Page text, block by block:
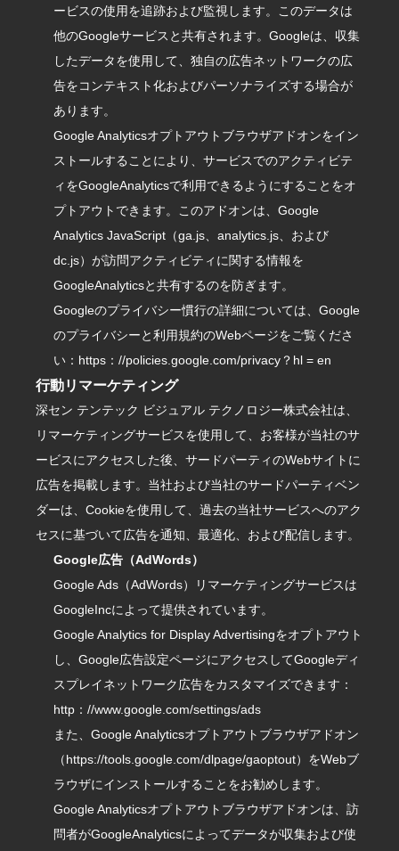
ービスの使用を追跡および監視します。このデータは
他のGoogleサービスと共有されます。Googleは、収集
したデータを使用して、独自の広告ネットワークの広
告をコンテキスト化およびパーソナライズする場合が
あります。
Google Analyticsオプトアウトブラウザアドオンをイン
ストールすることにより、サービスでのアクティビテ
ィをGoogleAnalyticsで利用できるようにすることをオ
プトアウトできます。このアドオンは、Google
Analytics JavaScript（ga.js、analytics.js、および
dc.js）が訪問アクティビティに関する情報を
GoogleAnalyticsと共有するのを防ぎます。
Googleのプライバシー慣行の詳細については、Google
のプライバシーと利用規約のWebページをご覧くださ
い： https ： //policies.google.com/privacy？hl = en
行動リマーケティング
深セン テンテック ビジュアル テクノロジー株式会社は、
リマーケティングサービスを使用して、お客様が当社のサ
ービスにアクセスした後、サードパーティのWebサイトに
広告を掲載します。当社および当社のサードパーティベン
ダーは、Cookieを使用して、過去の当社サービスへのアク
セスに基づいて広告を通知、最適化、および配信します。
Google広告（AdWords）
Google Ads（AdWords）リマーケティングサービスは
GoogleIncによって提供されています。
Google Analytics for Display Advertisingをオプトアウト
し、Google広告設定ページにアクセスしてGoogleディ
スプレイネットワーク広告をカスタマイズできます：
http ： //www.google.com/settings/ads
また、Google Analyticsオプトアウトブラウザアドオン
（https://tools.google.com/dlpage/gaoptout）をWebブ
ラウザにインストールすることをお勧めします。
Google Analyticsオプトアウトブラウザアドオンは、訪
問者がGoogleAnalyticsによってデータが収集および使